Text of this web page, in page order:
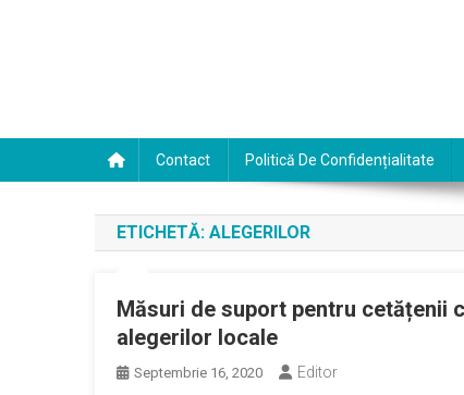
Contact Politică De Confidențialitate
ETICHETĂ: ALEGERILOR
Măsuri de suport pentru cetățenii
alegerilor locale
Septembrie 16, 2020 Editor